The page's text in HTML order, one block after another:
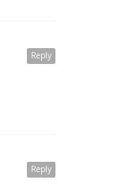
Reply
Reply